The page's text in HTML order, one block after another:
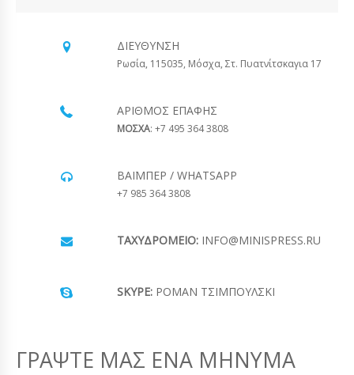
ΔΙΕΎΘΥΝΣΗ
Ρωσία, 115035, Μόσχα, Στ. Πυατνίτσκαγια 17
ΑΡΙΘΜΌΣ ΕΠΑΦΉΣ
ΜΟΣΧΑ: +7 495 364 3808
ΒΆΙΜΠΕΡ / WHATSAPP
+7 985 364 3808
ΤΑΧΥΔΡΟΜΕΊΟ: INFO@MINISPRESS.RU
SKYPE: ΡΟΜΆΝ ΤΣΙΜΠΟΎΛΣΚΙ
ΓΡΆΨΤΕ ΜΑΣ ΈΝΑ ΜΉΝΥΜΑ